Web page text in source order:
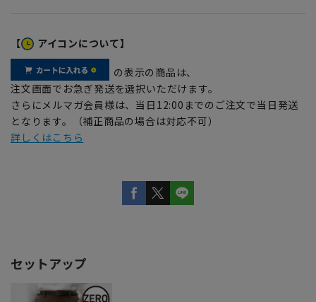
【 アイコンについて】
の表示の商品は、
注文画面でお急ぎ発送を選択いただけます。
さらにメルマガ会員様は、当日12:00までのご注文で当日発送
となります。（補正商品の場合は対応不可）
詳しくはこちら